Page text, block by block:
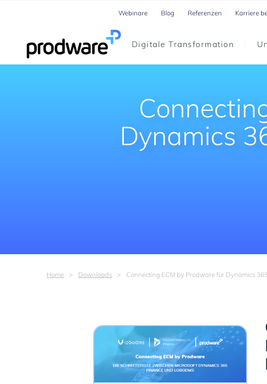
Webinare Blog Referenzen Karriere
Digitale Transformation
Dynamics
Home Downloads Connecting ECM by Prodware für Dynamics